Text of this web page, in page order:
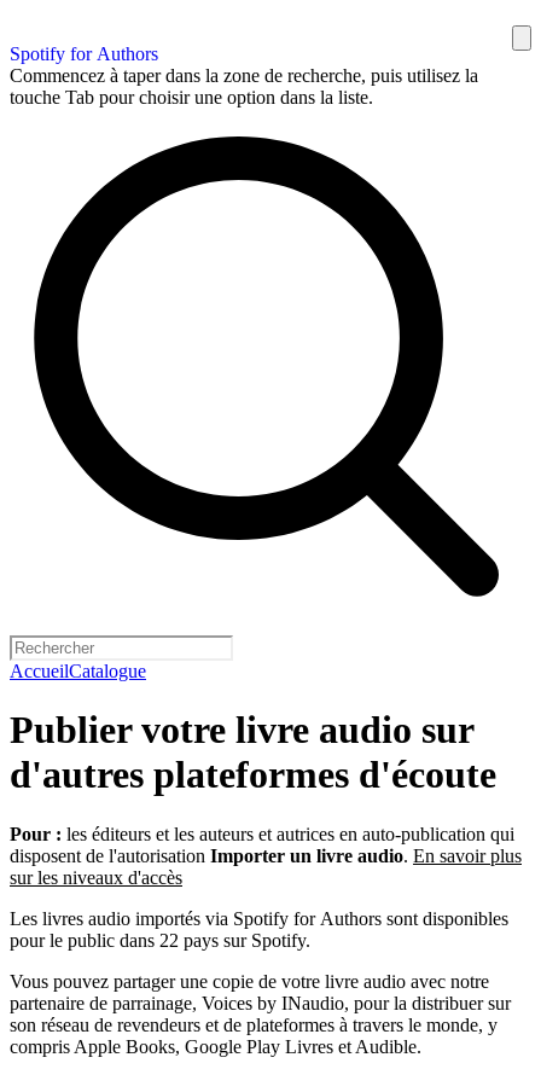
Spotify for Authors
Commencez à taper dans la zone de recherche, puis utilisez la
touche Tab pour choisir une option dans la liste.
AccueilCatalogue
Publier votre livre audio sur
d'autres plateformes d'écoute
Pour : les éditeurs et les auteurs et autrices en auto-publication qui
disposent de l'autorisation Importer un livre audio. En savoir plus
sur les niveaux d'accès
Les livres audio importés via Spotify for Authors sont disponibles
pour le public dans 22 pays sur Spotify.
Vous pouvez partager une copie de votre livre audio avec notre
partenaire de parrainage, Voices by INaudio, pour la distribuer sur
son réseau de revendeurs et de plateformes à travers le monde, y
compris Apple Books, Google Play Livres et Audible.